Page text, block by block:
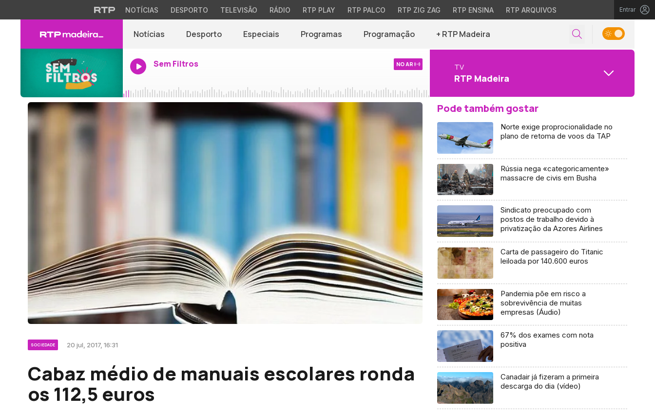
NOTÍCIAS DESPORTO TELEVISÃO RÁDIO RTP PLAY RTP PALCO RTP ZIG ZAG RTP ENSINA RTP ARQUIVOS Entrar
Notícias Desporto Especiais Programas Programação + RTP Madeira
Sem Filtros NO AR TV
RTP Madeira
SOCIEDADE 20 jul, 2017, 16:31
Cabaz médio de manuais escolares ronda
os 112,5 euros
Pode também gostar
Norte exige proprocionalidade no
plano de retoma de voos da TAP
Rússia nega «categoricamente»
massacre de civis em Busha
Sindicato preocupado com
postos de trabalho devido à
privatização da Azores Airlines
Carta de passageiro do Titanic
leiloada por 140.600 euros
Pandemia põe em risco a
sobrevivência de muitas
empresas (Áudio)
67% dos exames com nota
positiva
Canadair já fizeram a primeira
descarga do dia (vídeo)